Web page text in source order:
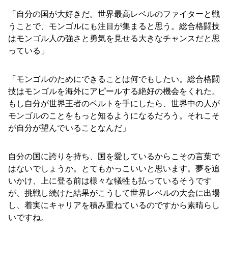
「自分の国が大好きだ。世界最高レベルのファイターと戦
うことで、モンゴルにも注目が集まると思う。総合格闘技
はモンゴル人の強さと勇気を見せる大きなチャンスだと思
っている」
「モンゴルのためにできることは何でもしたい。総合格闘
技はモンゴルを海外にアピールする絶好の機会をくれた。
もし自分が世界王者のベルトを手にしたら、世界中の人が
モンゴルのことをもっと知るようになるだろう。それこそ
が自分が望んでいることなんだ」
自分の国に誇りを持ち、国を愛しているからこその言葉で
はないでしょうか。とてもかっこいいと思います。夢を追
いかけ、上に登る前は様々な犠牲も払っているそうです
が、挑戦し続けた結果がこうして世界レベルの大会に出場
し、着実にキャリアを積み重ねているのですから素晴らし
いですね。